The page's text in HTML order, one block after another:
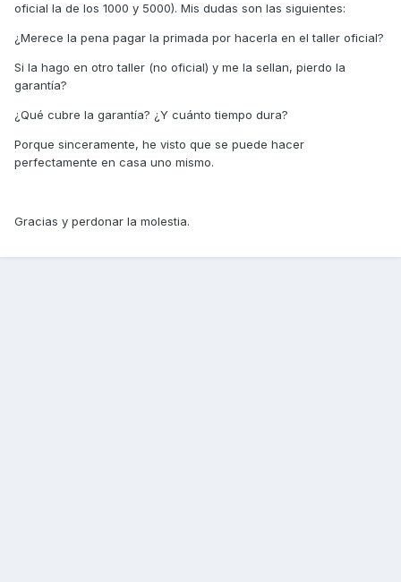
oficial la de los 1000 y 5000). Mis dudas son las siguientes:
¿Merece la pena pagar la primada por hacerla en el taller oficial?
Si la hago en otro taller (no oficial) y me la sellan, pierdo la
garantía?
¿Qué cubre la garantía? ¿Y cuánto tiempo dura?
Porque sinceramente, he visto que se puede hacer
perfectamente en casa uno mismo.
Gracias y perdonar la molestia.